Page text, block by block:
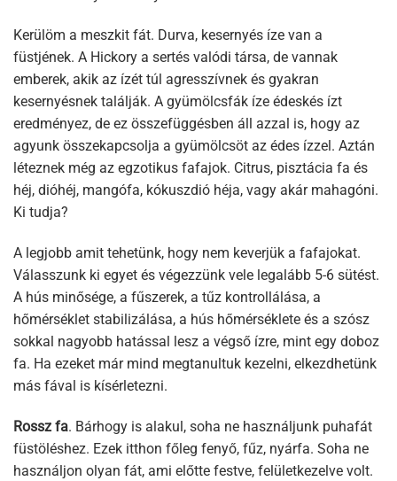
Kerülöm a meszkit fát. Durva, kesernyés íze van a
füstjének. A Hickory a sertés valódi társa, de vannak
emberek, akik az ízét túl agresszívnek és gyakran
kesernyésnek találják. A gyümölcsfák íze édeskés ízt
eredményez, de ez összefüggésben áll azzal is, hogy az
agyunk összekapcsolja a gyümölcsöt az édes ízzel. Aztán
léteznek még az egzotikus fafajok. Citrus, pisztácia fa és
héj, dióhéj, mangófa, kókuszdió héja, vagy akár mahagóni.
Ki tudja?
A legjobb amit tehetünk, hogy nem keverjük a fafajokat.
Válasszunk ki egyet és végezzünk vele legalább 5-6 sütést.
A hús minősége, a fűszerek, a tűz kontrollálása, a
hőmérséklet stabilizálása, a hús hőmérséklete és a szósz
sokkal nagyobb hatással lesz a végső ízre, mint egy doboz
fa. Ha ezeket már mind megtanultuk kezelni, elkezdhetünk
más fával is kísérletezni.
Rossz fa. Bárhogy is alakul, soha ne használjunk puhafát
füstöléshez. Ezek itthon főleg fenyő, fűz, nyárfa. Soha ne
használjon olyan fát, ami előtte festve, felületkezelve volt.